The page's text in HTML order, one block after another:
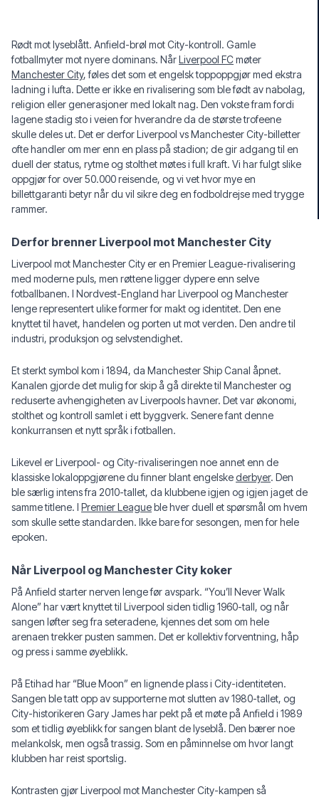
Rødt mot lyseblått. Anfield-brøl mot City-kontroll. Gamle
fotballmyter mot nyere dominans. NårLiverpool FCmøter
Manchester City, føles det som et engelsk toppoppgjør med ekstra
ladning i lufta. Dette er ikke en rivalisering som ble født av nabolag,
religion eller generasjoner med lokalt nag. Den vokste fram fordi
lagene stadig sto i veien for hverandre da de største trofeene
skulle deles ut. Det er derfor Liverpool vs Manchester City-billetter
ofte handler om mer enn en plass på stadion; de gir adgang til en
duell der status, rytme og stolthet møtes i full kraft. Vi har fulgt slike
oppgjør for over 50.000 reisende, og vi vet hvor mye en
billettgaranti betyr når du vil sikre deg en fodboldrejse med trygge
rammer.
Derfor brenner Liverpool mot Manchester City
Liverpool mot Manchester City er en Premier League-rivalisering
med moderne puls, men røttene ligger dypere enn selve
fotballbanen. I Nordvest-England har Liverpool og Manchester
lenge representert ulike former for makt og identitet. Den ene
knyttet til havet, handelen og porten ut mot verden. Den andre til
industri, produksjon og selvstendighet.
Et sterkt symbol kom i 1894, da Manchester Ship Canal åpnet.
Kanalen gjorde det mulig for skip å gå direkte til Manchester og
reduserte avhengigheten av Liverpools havner. Det var økonomi,
stolthet og kontroll samlet i ett byggverk. Senere fant denne
konkurransen et nytt språk i fotballen.
Likevel er Liverpool- og City-rivaliseringen noe annet enn de
klassiske lokaloppgjørene du finner blant engelskederbyer. Den
ble særlig intens fra 2010-tallet, da klubbene igjen og igjen jaget de
samme titlene. I Premier Leagueble hver duell et spørsmål om hvem
som skulle sette standarden. Ikke bare for sesongen, men for hele
epoken.
Når Liverpool og Manchester City koker
På Anfield starter nerven lenge før avspark. “You’ll Never Walk
Alone” har vært knyttet til Liverpool siden tidlig 1960-tall, og når
sangen løfter seg fra seteradene, kjennes det som om hele
arenaen trekker pusten sammen. Det er kollektiv forventning, håp
og press i samme øyeblikk.
På Etihad har “Blue Moon” en lignende plass i City-identiteten.
Sangen ble tatt opp av supporterne mot slutten av 1980-tallet, og
City-historikeren Gary James har pekt på et møte på Anfield i 1989
som et tidlig øyeblikk for sangen blant de lyseblå. Den bærer noe
melankolsk, men også trassig. Som en påminnelse om hvor langt
klubben har reist sportslig.
Kontrasten gjør Liverpool mot Manchester City-kampen så